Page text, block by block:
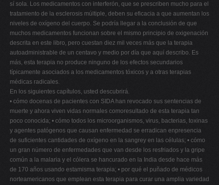
sí sola. Los medicamentos con interferón, que se prescriben mucho para el
tratamiento de la esclerosis múltiple, deben su eficacia a que aumentan los
niveles de oxígeno del cuerpo. Se podría llegar a la conclusión de que
muchos medicamentos funcionan sobre el mismo principio de oxigenación
descrita en este libro, pero cuestan diez mil veces más que la terapia
autoadministrable de un centavo y medio por día que aquí describo. Es
más, esta terapia no produce ninguno de los efectos secundarios
típicamente asociados a los medicamentos tóxicos y a otras terapias
médicas radicales.
En los siguientes capítulos, usted descubrirá.
• cómo docenas de pacientes con SIDA han revocado sus sentencias de
muerte y ahora viven vidas normales comoresultado de esta terapia tan
poco conocida; • cómo todos los microorganismos, virus, bacterias, toxinas
y agentes patógenos que causan enfermedad se erradican enpresencia
de suficientes cantidades de oxígeno en la sangrey en las células; • cómo
un gran número de enfermedades que van desde los resfriados y la gripe
común a la malaria y el cólera se hancurado en la India desde hace más
de 170 años usando estamisma terapia; • por qué el puñado de médicos
norteamericanos que emplean esta terapia para curar una amplia variedad